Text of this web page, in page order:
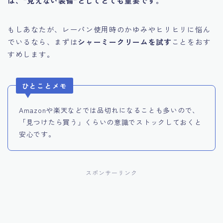
もしあなたが、レーパン使用時のかゆみやヒリヒリに悩ん
でいるなら、まずはシャーミークリームを試す ことをおす
すめします。
ひとことメモ
Amazonや楽天などでは品切れになることも多いので、
「見つけたら買う」くらいの意識でストックしておくと
安心です。
スポンサーリンク